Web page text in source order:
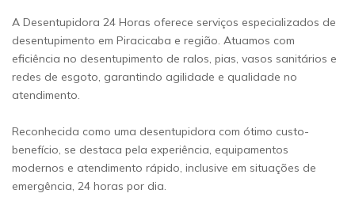
A Desentupidora 24 Horas oferece serviços especializados de
desentupimento em Piracicaba e região. Atuamos com
eficiência no desentupimento de ralos, pias, vasos sanitários e
redes de esgoto, garantindo agilidade e qualidade no
atendimento.
Reconhecida como uma desentupidora com ótimo custo-
benefício, se destaca pela experiência, equipamentos
modernos e atendimento rápido, inclusive em situações de
emergência, 24 horas por dia.